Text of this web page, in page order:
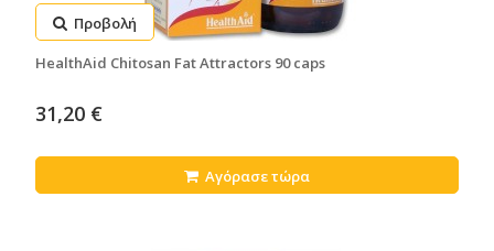
Προβολή
HealthAid Chitosan Fat Attractors 90 caps
31,20 €
Αγόρασε τώρα